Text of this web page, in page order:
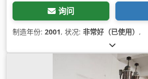
询问
制造年份: 2001, 状况: 非常好（已使用） ,